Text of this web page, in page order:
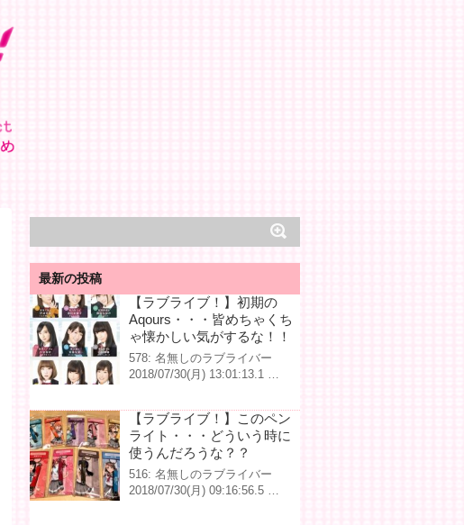
最新の投稿
【ラブライブ！】初期の
Aqours・・・皆めちゃくち
ゃ懐かしい気がするな！！
578: 名無しのラブライバー
2018/07/30(月) 13:01:13.1 …
【ラブライブ！】このペン
ライト・・・どういう時に
使うんだろうな？？
516: 名無しのラブライバー
2018/07/30(月) 09:16:56.5 …